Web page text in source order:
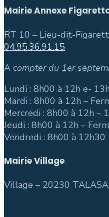
Mairie Annexe
RT 10 – Lieu-dit-
04.95.36.91.15
A compter du 1er
Lundi : 8h00 à 12h e-
Mardi : 8h00 à 12h –
Mercredi : 8h00 à 12h –
Jeudi : 8h00 à 12h –
Vendredi : 8h00 à 12h30
Mairie Village
Village –